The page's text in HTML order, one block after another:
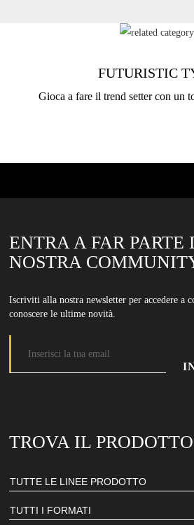
FUTURISTIC
Gioca a fare il trend setter con un
ENTRA A FAR PARTE
NOSTRA
Iscriviti alla nostra newsletter per accedere a
conoscere le ultime novità.
TROVA IL PRODOTTO